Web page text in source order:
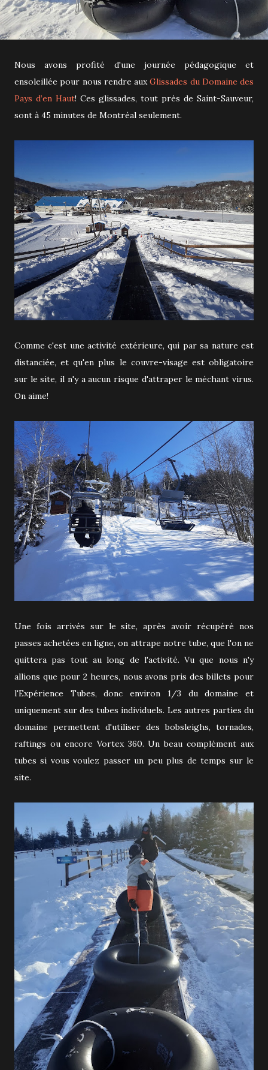
Nous avons profité d'une journée pédagogique et
ensoleillée pour nous rendre auxGlissades du Domaine des
Pays d’en Haut! Ces glissades, tout près de Saint-Sauveur,
sont à 45 minutes de Montréal seulement.
Comme c'est une activité extérieure, qui par sa nature est
distanciée, et qu'en plus le couvre-visage est obligatoire
sur le site, il n'y a aucun risque d'attraper le méchant virus.
On aime!
Une fois arrivés sur le site, après avoir récupéré nos
passes achetées en ligne, on attrape notre tube, que l'on ne
quittera pas tout au long de l'activité. Vu que nous n'y
allions que pour 2 heures, nous avons pris des billets pour
l'Expérience Tubes, donc environ 1/3 du domaine et
uniquement sur des tubes individuels. Les autres parties du
domaine permettent d'utiliser des bobsleighs, tornades,
raftings ou encore Vortex 360. Un beau complément aux
tubes si vous voulez passer un peu plus de temps sur le
site.